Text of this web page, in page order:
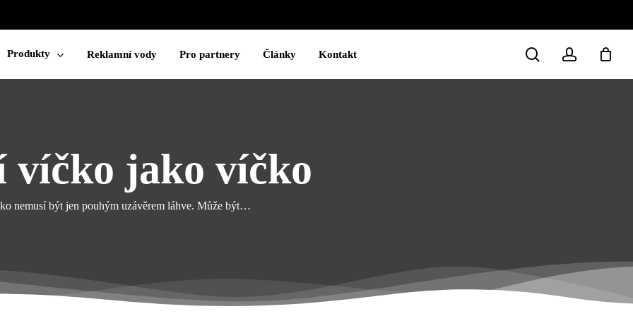
Produkty Reklamní vody Pro partnery Články Kontakt searchaccount
Cart
Close
víčko jako víčko
nemusí být jen pouhým uzávěrem láhve. Může být…